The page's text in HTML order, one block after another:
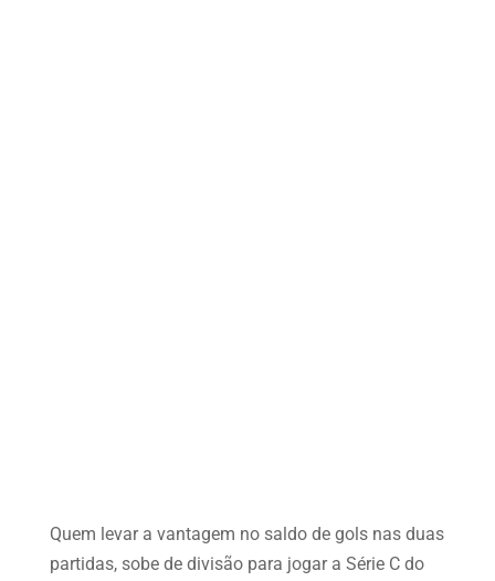
Quem levar a vantagem no saldo de gols nas duas
partidas, sobe de divisão para jogar a Série C do